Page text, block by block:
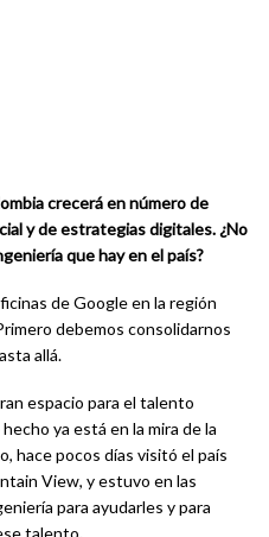
crecerá en número de
y de estrategias digitales. ¿No
que hay en el país?
de Google en la región
debemos consolidarnos
allá.
espacio para el talento
ya está en la mira de la
hace pocos días visitó el país
View, y estuvo en las
para ayudarles y para
talento.